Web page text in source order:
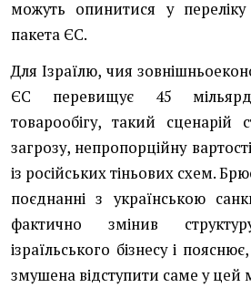
можуть опинитися у
пакета ЄС.
Для Ізраїлю, чия
ЄС перевищує 45
товарообігу, такий сценарій
загрозу, непропорційну
із російських тіньових схем.
поєднанні з українською
фактично змінив
ізраїльського бізнесу і
змушена відступити саме у цей